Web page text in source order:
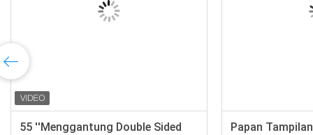
55 ''Menggantung Double Sided
Papan